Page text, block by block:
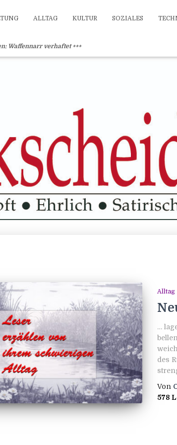
ALLTAG KULTUR SOZIALES
Waffennarr verhaftet +++
Alltag
…
des
Von
578